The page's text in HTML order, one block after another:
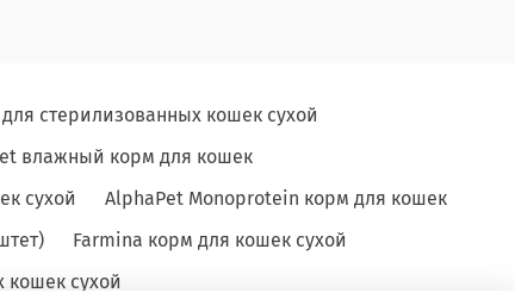
стерилизованных кошек сухой
влажный корм для кошек
сухой
AlphaPet Monoprotein корм для кошек
Farmina корм для кошек сухой
кошек сухой